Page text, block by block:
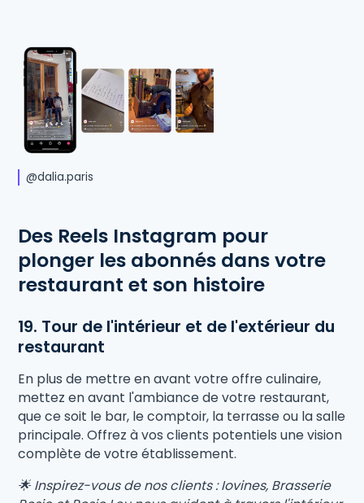
@dalia.paris
Des Reels Instagram pour
plonger les abonnés dans votre
restaurant et son histoire
19. Tour de l'intérieur et de l'extérieur du
restaurant
En plus de mettre en avant votre offre culinaire,
mettez en avant l'ambiance de votre restaurant,
que ce soit le bar, le comptoir, la terrasse ou la salle
principale. Offrez à vos clients potentiels une vision
complète de votre établissement.
🌟 Inspirez-vous de nos clients : Iovines, Brasserie